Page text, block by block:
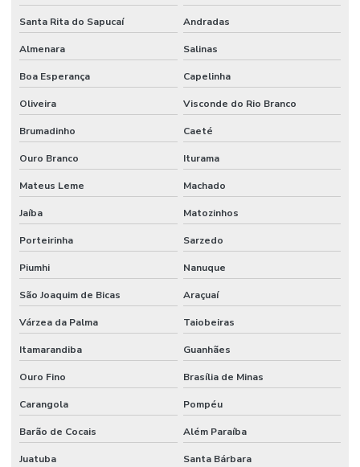
Santa Rita do Sapucaí Andradas
Almenara Salinas
Boa Esperança Capelinha
Oliveira Visconde do Rio Branco
Brumadinho Caeté
Ouro Branco Iturama
Mateus Leme Machado
Jaíba Matozinhos
Porteirinha Sarzedo
Piumhi Nanuque
São Joaquim de Bicas Araçuaí
Várzea da Palma Taiobeiras
Itamarandiba Guanhães
Ouro Fino Brasília de Minas
Carangola Pompéu
Barão de Cocais Além Paraíba
Juatuba Santa Bárbara